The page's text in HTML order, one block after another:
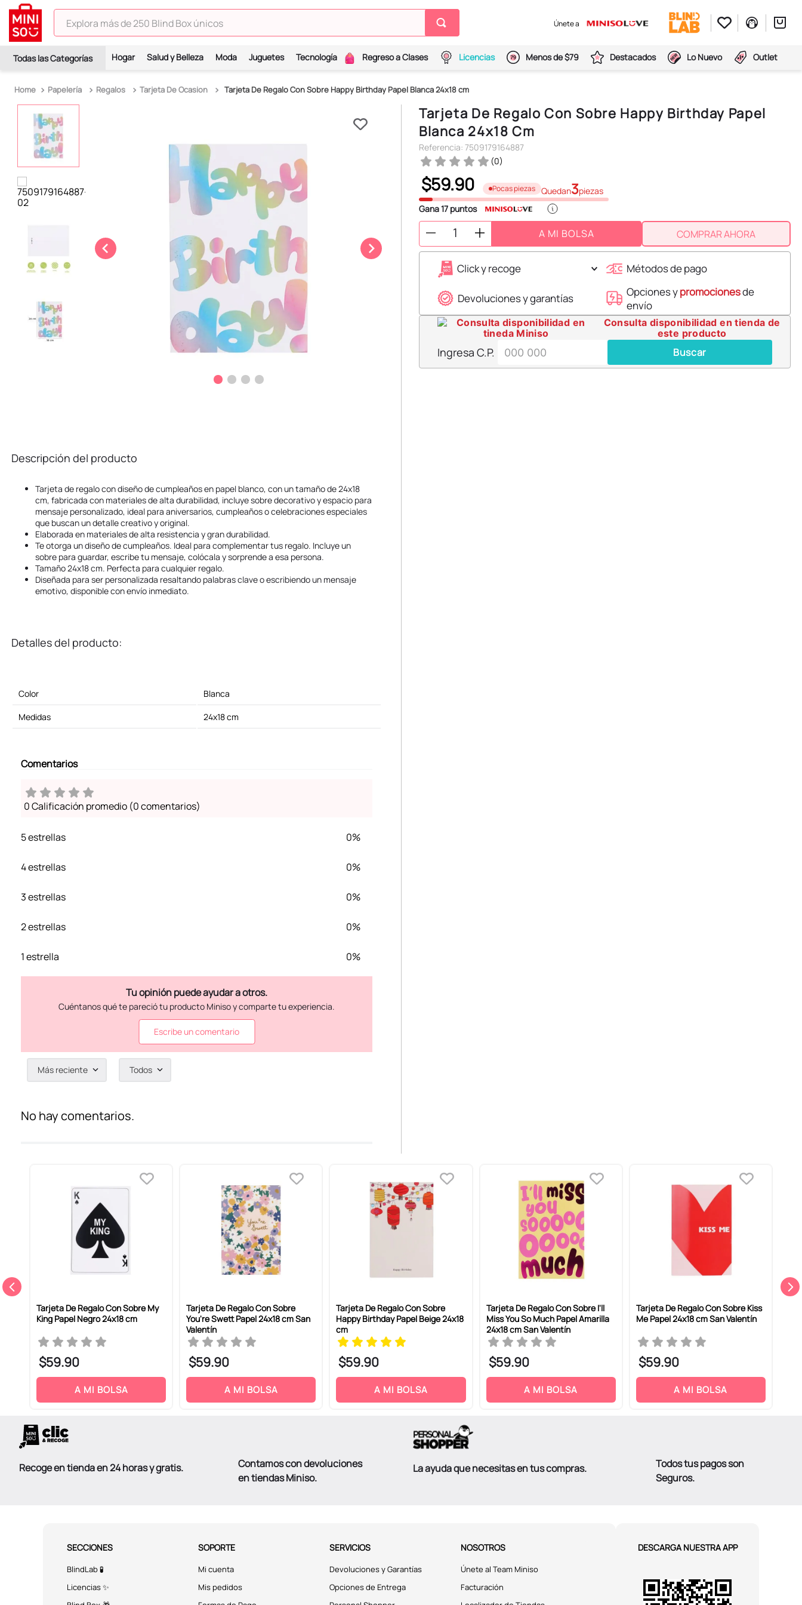
Explora más de 250 Blind Box únicos
Únete a
Hogar Salud y Belleza Moda Juguetes Tecnología Regreso a Clases Licencias Menos de $79 Destacados Lo Nuevo Outlet
Papelería Regalos Tarjeta De Ocasion Tarjeta De Regalo Con Sobre Happy Birthday Papel Blanca 24x18 cm
Descripción del producto
Tarjeta de regalo con diseño de cumpleaños en papel blanco, con un tamaño de 24x18
cm, fabricada con materiales de alta durabilidad, incluye sobre decorativo y espacio para
mensaje personalizado, ideal para aniversarios, cumpleaños o celebraciones especiales
que buscan un detalle creativo y original.
Elaborada en materiales de alta resistencia y gran durabilidad.
Te otorga un diseño de cumpleaños. Ideal para complementar tus regalo. Incluye un
sobre para guardar, escribe tu mensaje, colócala y sorprende a esa persona.
Tamaño 24x18 cm. Perfecta para cualquier regalo.
Diseñada para ser personalizada resaltando palabras clave o escribiendo un mensaje
emotivo, disponible con envío inmediato.
Detalles del producto:
Color Blanca
Medidas 24x18 cm
Comentarios
0 Calificación promedio (0 comentarios)
5 estrellas 0%
4 estrellas 0%
3 estrellas 0%
2 estrellas 0%
1 estrella 0%
Escribe un comentario
Agregar comentario
Tu nombre
Dirección de email
ENVIAR COMENTARIO
Más reciente Todos
No hay comentarios.
Tarjeta De Regalo Con Sobre Happy Birthday Papel
Blanca 24x18 Cm
Referencia: 7509179164887
(0)
$59.90 Pocas piezas Quedan3piezas
Gana17 puntos
A MI BOLSA COMPRAR AHORA
Click y recoge Métodos de pago
Devoluciones y garantías Opciones ypromocionesde
envío
Consulta disponibilidad en tienda de
este producto
Ingresa C.P. Buscar
Tarjeta De Regalo Con Sobre My
King Papel Negro 24x18 cm
$59.90
A MI BOLSA
Tarjeta De Regalo Con Sobre
You're Swett Papel 24x18 cm San
Valentín
$59.90
A MI BOLSA
Tarjeta De Regalo Con Sobre
Happy Birthday Papel Beige 24x18
cm
$59.90
A MI BOLSA
Tarjeta De Regalo Con Sobre I'll
Miss You So Much Papel Amarilla
24x18 cm San Valentín
$59.90
A MI BOLSA
Tarjeta De Regalo Con Sobre Kiss
Me Papel 24x18 cm San Valentín
$59.90
A MI BOLSA
Recoge en tienda en 24 horas y gratis.
Contamos con devoluciones
en tiendas Miniso.
La ayuda que necesitas en tus compras.
Todos tus pagos son
Seguros.
SECCIONES
BlindLab 🧪
Licencias ✨
SOPORTE
Mi cuenta
Mis pedidos
SERVICIOS
Devoluciones y Garantías
Opciones de Entrega
NOSOTROS
Únete al Team Miniso
Facturación
DESCARGA NUESTRA APP
TÉRMINOS MÁS BUSCADOS
2 .
spiderman
10. chiikawas